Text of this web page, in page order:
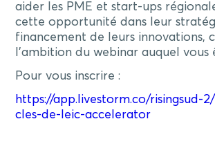
aider les PME et start-ups
cette opportunité dans leur
financement de leurs innovations,
l’ambition du webinar auquel vous
Pour vous inscrire :
https://app.livestorm.co/risingsud-
cles-de-leic-accelerator